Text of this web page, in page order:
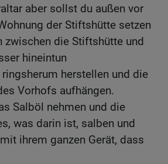
aber sollst du außen vor
der Stiftshütte setzen
zwischen die Stiftshütte und
hineintun
herstellen und die
Vorhofs aufhängen.
Salböl nehmen und die
was darin ist, salben und
ihrem ganzen Gerät, dass